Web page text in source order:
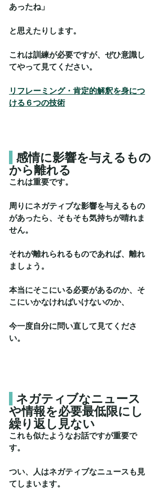
あったね」
と思えたりします。
これは訓練が必要ですが、ぜひ意識し
てやって見てください。
リフレーミング・肯定的解釈を身につ
ける６つの技術
感情に影響を与えるもの
から離れる
これは重要です。
周りにネガティブな影響を与えるもの
があったら、そもそも気持ちが晴れま
せん。
それが離れられるものであれば、離れ
ましょう。
本当にそこにいる必要があるのか、そ
こにいかなければいけないのか、
今一度自分に問い直して見てくださ
い。
ネガティブなニュース
や情報を必要最低限にし
繰り返し見ない
これも似たようなお話ですが重要で
す。
つい、人はネガティブなニュースも見
てしまいます。